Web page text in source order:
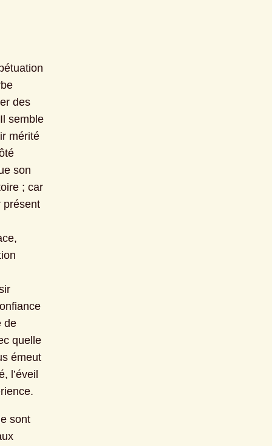
des
semble
mérité
son
; car
présent
de
quelle
émeut
l’éveil
sont